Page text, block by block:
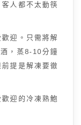
人都不太動筷
迎。只需將解
，蒸8-10分鐘
提是解凍要徹
迎的冷凍熟鮑